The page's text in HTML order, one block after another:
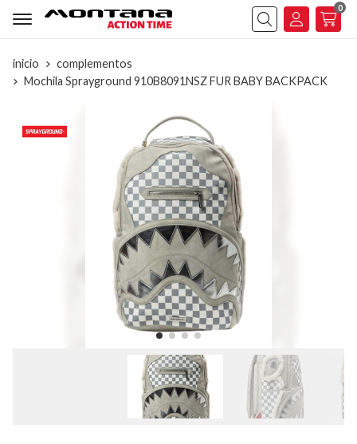
Buscar
0
inicio
complementos
Mochila Sprayground 910B8091NSZ FUR BABY BACKPACK